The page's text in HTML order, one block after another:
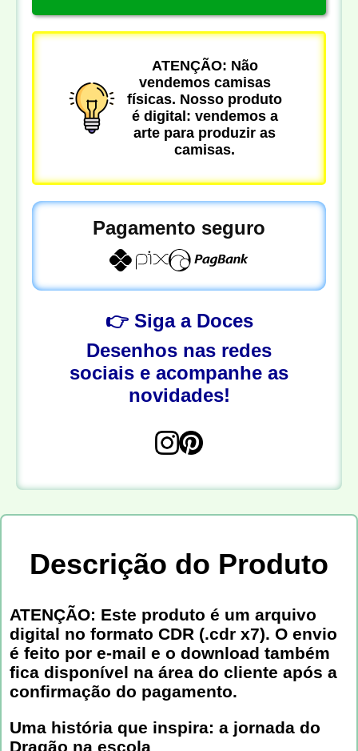
ATENÇÃO: Não
vendemos camisas
físicas. Nosso produto
é digital: vendemos a
arte para produzir as
camisas.
Pagamento seguro
👉 Siga a Doces
Desenhos nas redes
sociais e acompanhe as
novidades!
Descrição do Produto
ATENÇÃO: Este produto é um arquivo
digital no formato CDR (.cdr x7). O envio
é feito por e-mail e o download também
fica disponível na área do cliente após a
confirmação do pagamento.
Uma história que inspira: a jornada do
Dragão na escola